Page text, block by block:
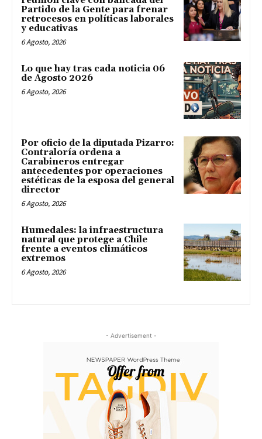
Partido de la Gente para frenar
retrocesos en políticas laborales
y educativas
6 Agosto, 2026
Lo que hay tras cada noticia 06
de Agosto 2026
6 Agosto, 2026
Por oficio de la diputada Pizarro:
Contraloría ordena a
Carabineros entregar
antecedentes por operaciones
estéticas de la esposa del general
director
6 Agosto, 2026
Humedales: la infraestructura
natural que protege a Chile
frente a eventos climáticos
extremos
6 Agosto, 2026
- Advertisement -